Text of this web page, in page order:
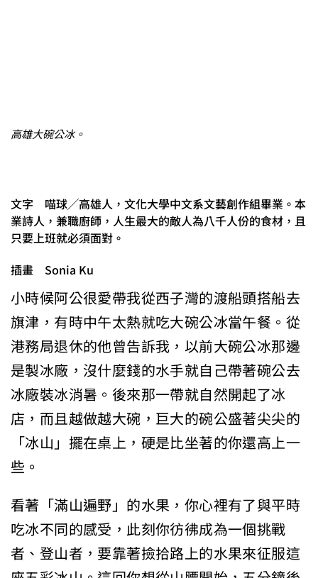
高雄大碗公冰。
文字 喵球╱高雄人，文化大學中文系文藝創作組畢業。本
業詩人，兼職廚師，人生最大的敵人為八千人份的食材，且
只要上班就必須面對。
插畫 Sonia Ku
小時候阿公很愛帶我從西子灣的渡船頭搭船去
旗津，有時中午太熱就吃大碗公冰當午餐。從
港務局退休的他曾告訴我，以前大碗公冰那邊
是製冰廠，沒什麼錢的水手就自己帶著碗公去
冰廠裝冰消暑。後來那一帶就自然開起了冰
店，而且越做越大碗，巨大的碗公盛著尖尖的
「冰山」擺在桌上，硬是比坐著的你還高上一
些。
看著「滿山遍野」的水果，你心裡有了與平時
吃冰不同的感受，此刻你彷彿成為一個挑戰
者、登山者，要靠著撿拾路上的水果來征服這